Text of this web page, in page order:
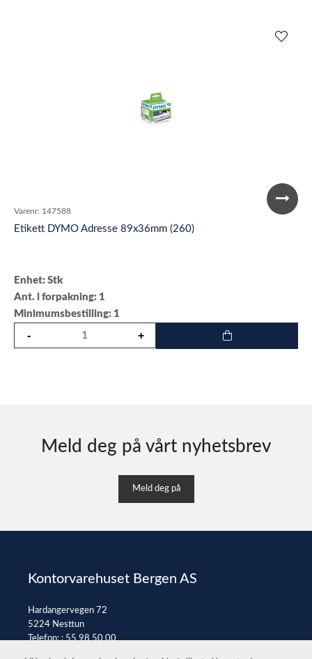
Varenr: 147588
Etikett DYMO Adresse 89x36mm (260)
Enhet: Stk
Ant. i forpakning: 1
Minimumsbestilling: 1
Meld deg på vårt nyhetsbrev
Meld deg på
Kontorvarehuset Bergen AS
Hardangervegen 72
5224 Nesttun
Telefon: :55 98 50 00